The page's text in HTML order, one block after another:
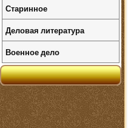
Старинное
Деловая литература
Военное дело